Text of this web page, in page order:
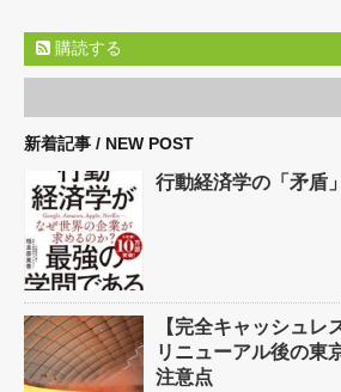
購読する
新着記事 / NEW POST
行動経済学の「矛盾」
【完全キャッシュレ
リニューアル後の東
注意点